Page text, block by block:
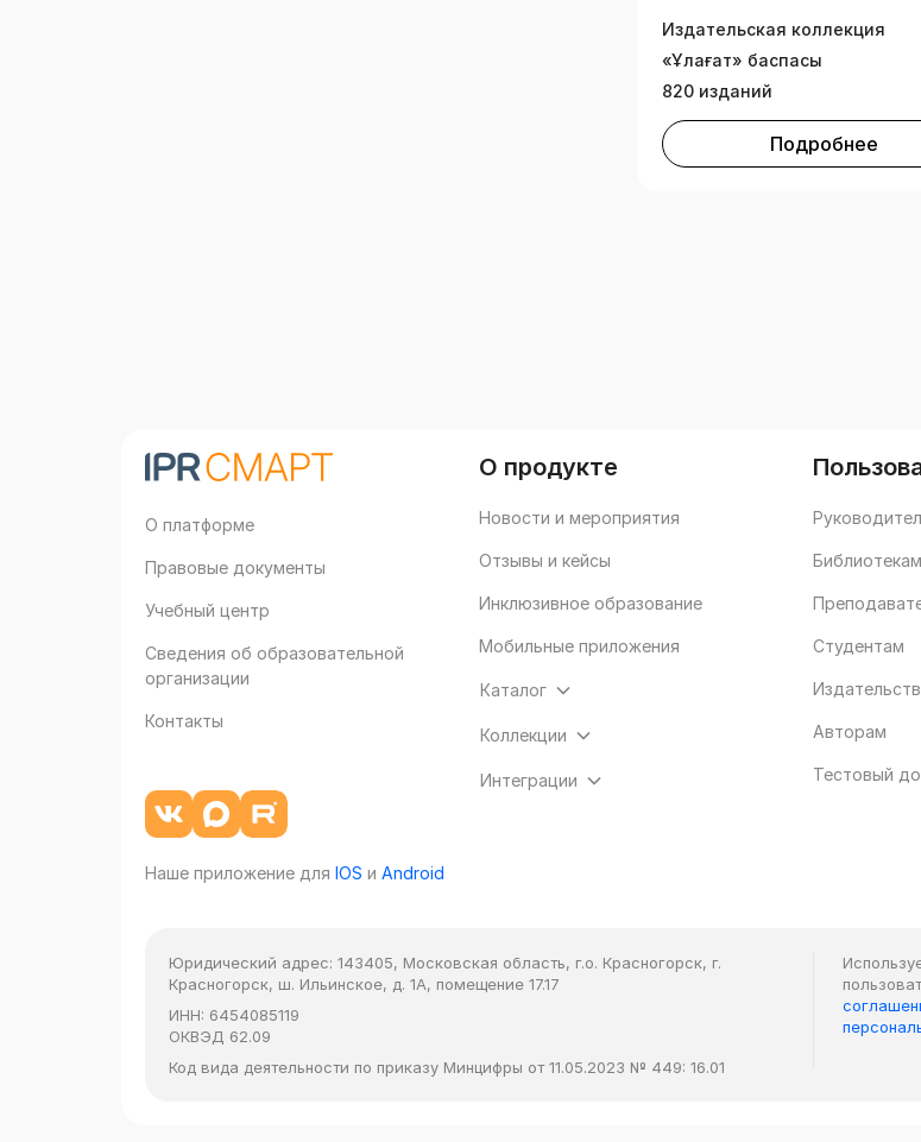
Издательская коллекция
«Ұлағат» баспасы
820 изданий
Подробнее
О платформе
Правовые документы
Учебный центр
Сведения об образовательной
организации
Контакты
Наше приложение для IOS и Android
О продукте
Новости и мероприятия
Отзывы и кейсы
Инклюзивное образование
Мобильные приложения
Каталог
Коллекции
Интеграции
Студентам
Авторам
Тестовый
Юридический адрес: 143405, Московская область, г.о. Красногорск, г.
Красногорск, ш. Ильинское, д. 1А, помещение 17.17
ИНН: 6454085119
ОКВЭД 62.09
Код вида деятельности по приказу Минцифры от 11.05.2023 № 449: 16.01